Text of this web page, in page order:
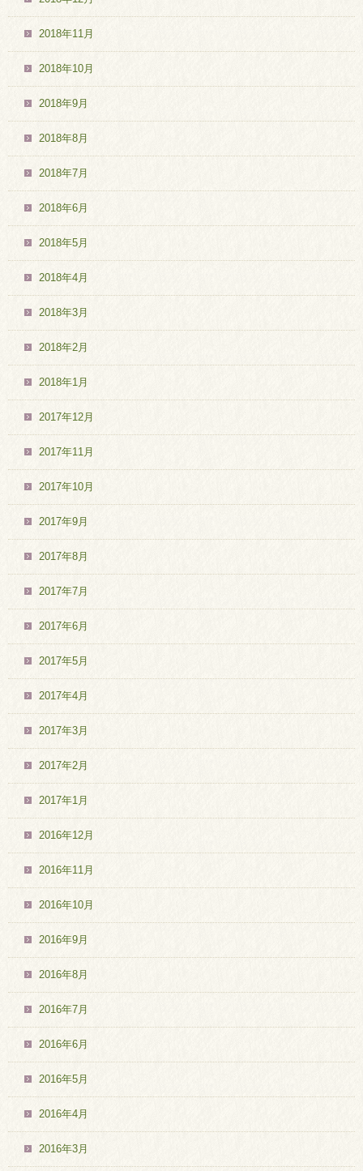
2018年11月
2018年10月
2018年9月
2018年8月
2018年7月
2018年6月
2018年5月
2018年4月
2018年3月
2018年2月
2018年1月
2017年12月
2017年11月
2017年10月
2017年9月
2017年8月
2017年7月
2017年6月
2017年5月
2017年4月
2017年3月
2017年2月
2017年1月
2016年12月
2016年11月
2016年10月
2016年9月
2016年8月
2016年7月
2016年6月
2016年5月
2016年4月
2016年3月